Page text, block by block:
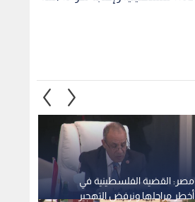
مصر: القضية الفلسطينية في
أخطر مراحلها ونرفض التهجير